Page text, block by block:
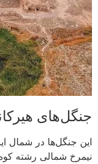
جنگل‌های
این جنگل‌ها در شمال
نیمرخ شمالی رشته